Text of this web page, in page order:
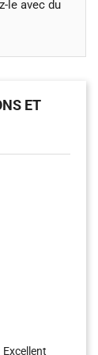
le avec du
ET
Excellent